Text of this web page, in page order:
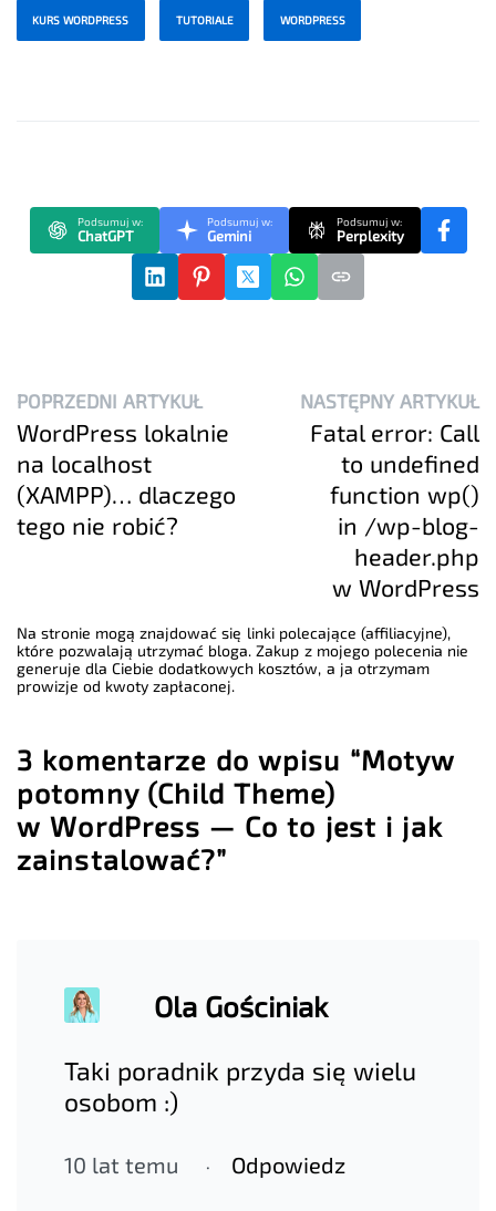
KURS WORDPRESS TUTORIALE WORDPRESS
Podsumuj w:
ChatGPT
Podsumuj w:
Gemini
Podsumuj w:
Perplexity
POPRZEDNI ARTYKUŁ
WordPress lokalnie
na localhost
(XAMPP)… dlaczego
tego nie robić?
NASTĘPNY ARTYKUŁ
Fatal error: Call
to undefined
function wp()
in /wp-blog-
header.php
w WordPress
Na stronie mogą znajdować się linki polecające (affiliacyjne),
które pozwalają utrzymać bloga. Zakup z mojego polecenia nie
generuje dla Ciebie dodatkowych kosztów, a ja otrzymam
prowizje od kwoty zapłaconej.
3 komentarze do wpisu “Motyw
potomny (Child Theme)
w WordPress — Co to jest i jak
zainstalować?”
Ola Gościniak
Taki poradnik przyda się wielu
osobom :)
10 lat temu Odpowiedz